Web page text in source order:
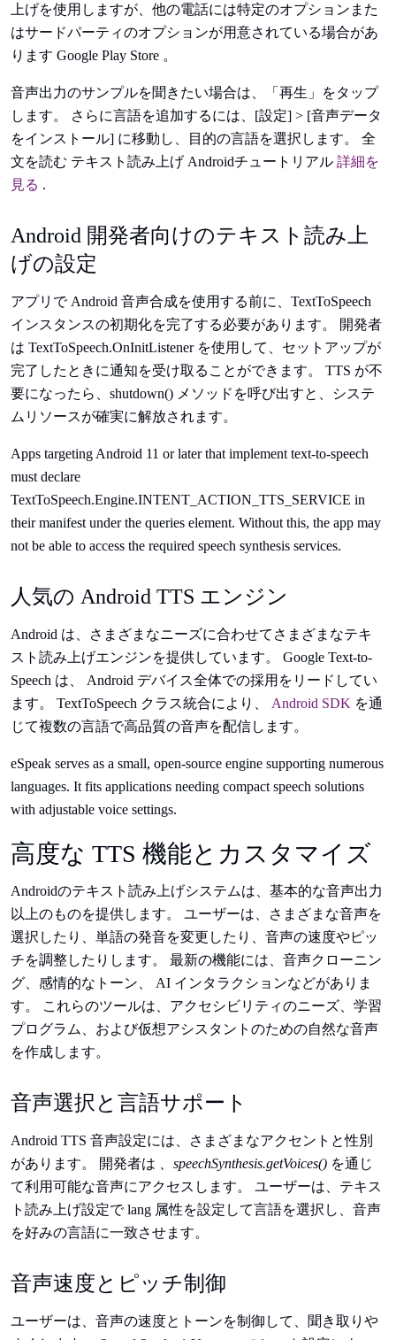
上げを使用しますが、他の電話には特定のオプションまた
はサードパーティのオプションが用意されている場合があ
ります Google Play Store 。
音声出力のサンプルを聞きたい場合は、「再生」をタップ
します。 さらに言語を追加するには、[設定] > [音声データ
をインストール] に移動し、目的の言語を選択します。 全
文を読む テキスト読み上げ Androidチュートリアル 詳細を
見る .
Android 開発者向けのテキスト読み上
げの設定
アプリで Android 音声合成を使用する前に、TextToSpeech
インスタンスの初期化を完了する必要があります。 開発者
は TextToSpeech.OnInitListener を使用して、セットアップが
完了したときに通知を受け取ることができます。 TTS が不
要になったら、shutdown() メソッドを呼び出すと、システ
ムリソースが確実に解放されます。
Apps targeting Android 11 or later that implement text-to-speech
must declare
TextToSpeech.Engine.INTENT_ACTION_TTS_SERVICE in
their manifest under the queries element. Without this, the app may
not be able to access the required speech synthesis services.
人気の Android TTS エンジン
Android は、さまざまなニーズに合わせてさまざまなテキ
スト読み上げエンジンを提供しています。 Google Text-to-
Speech は、 Android デバイス全体での採用をリードしてい
ます。 TextToSpeech クラス統合により、 Android SDK を通
じて複数の言語で高品質の音声を配信します。
eSpeak serves as a small, open-source engine supporting numerous
languages. It fits applications needing compact speech solutions
with adjustable voice settings.
高度な TTS 機能とカスタマイズ
Androidのテキスト読み上げシステムは、基本的な音声出力
以上のものを提供します。 ユーザーは、さまざまな音声を
選択したり、単語の発音を変更したり、音声の速度やピッ
チを調整したりします。 最新の機能には、音声クローニン
グ、感情的なトーン、 AI インタラクションなどがありま
す。 これらのツールは、アクセシビリティのニーズ、学習
プログラム、および仮想アシスタントのための自然な音声
を作成します。
音声選択と言語サポート
Android TTS 音声設定には、さまざまなアクセントと性別
があります。 開発者は 、speechSynthesis.getVoices() を通じ
て利用可能な音声にアクセスします。 ユーザーは、テキス
ト読み上げ設定で lang 属性を設定して言語を選択し、音声
を好みの言語に一致させます。
音声速度とピッチ制御
ユーザーは、音声の速度とトーンを制御して、聞き取りや